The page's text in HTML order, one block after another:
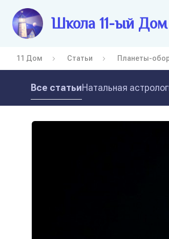
Школа 11-ый Дом
11 Дом Статьи Планеты-
Все статьиНатальная